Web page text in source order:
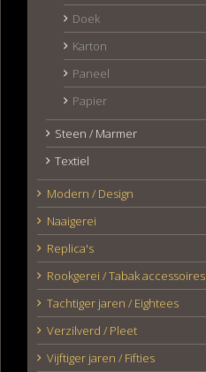
Doek
Karton
Paneel
Papier
Steen / Marmer
Textiel
Modern / Design
Naaigerei
Replica's
Rookgerei / Tabak accessoires
Tachtiger jaren / Eightees
Verzilverd / Pleet
Vijftiger jaren / Fifties